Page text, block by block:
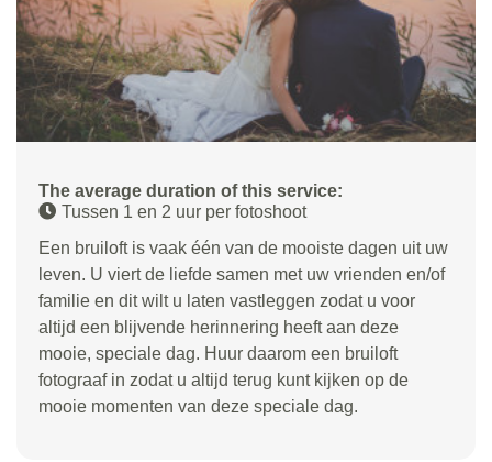
The average duration of this service:
Tussen 1 en 2 uur per fotoshoot
Een bruiloft is vaak één van de mooiste dagen uit uw
leven. U viert de liefde samen met uw vrienden en/of
familie en dit wilt u laten vastleggen zodat u voor
altijd een blijvende herinnering heeft aan deze
mooie, speciale dag. Huur daarom een bruiloft
fotograaf in zodat u altijd terug kunt kijken op de
mooie momenten van deze speciale dag.